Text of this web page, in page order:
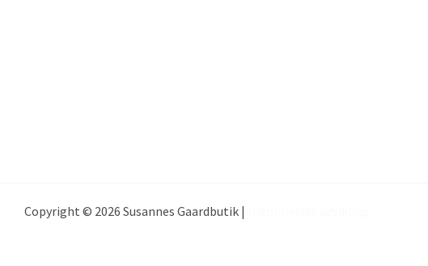
Copyright © 2026 Susannes Gaardbutik |